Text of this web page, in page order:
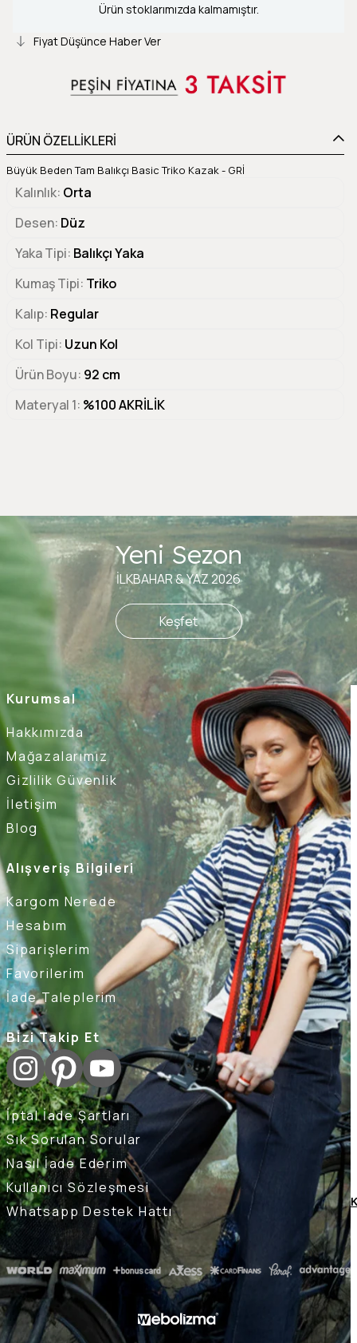
Ürün stoklarımızda kalmamıştır.
Fiyat Düşünce Haber Ver
ÜRÜN ÖZELLİKLERİ
Büyük Beden Tam Balıkçı Basic Triko Kazak - GRİ
Kalınlık Orta
Desen Düz
Yaka Tipi Balıkçı Yaka
Kumaş Tipi Triko
Kalıp Regular
Kol Tipi Uzun Kol
Ürün Boyu 92 cm
Materyal 1 %100 AKRİLİK
Kurumsal
Hakkımızda
Mağazalarımız
Gizlilik Güvenlik
İletişim
Blog
Alışveriş Bilgileri
Kargom Nerede
Hesabım
Siparişlerim
Favorilerim
İade Taleplerim
Bizi Takip Et
İptal İade Şartları
Sık Sorulan Sorular
Nasıl İade Ederim
Kullanıcı Sözleşmesi
Whatsapp Destek Hattı
Yeni Sezon
İLKBAHAR & YAZ 2026
Keşfet